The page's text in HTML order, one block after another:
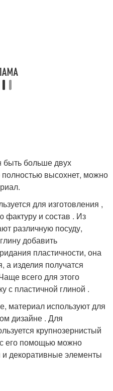
больше двух
высохнет, можно
для изготовления ,
фактуру и состав . Из
различную посуду,
добавить
пластичности, она
а изделия получатся
всего для этого
пластичной глиной .
материал используют для
дизайне . Для
крупнозернистый
его помощью можно
и декоративные элементы